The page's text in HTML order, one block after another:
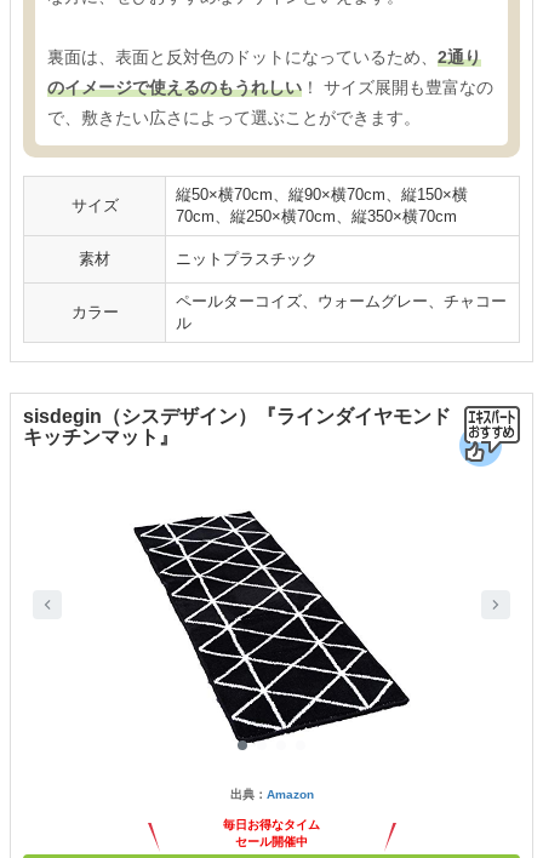
裏面は、表面と反対色のドットになっているため、 2通り
のイメージで使えるのもうれしい ！ サイズ展開も豊富なの
で、敷きたい広さによって選ぶことができます。
サイズ
縦50×横70cm、縦90×横70cm、縦150×横
70cm、縦250×横70cm、縦350×横70cm
素材 ニットプラスチック
カラー
ペールターコイズ、ウォームグレー、チャコー
ル
sisdegin（シスデザイン）『ラインダイヤモンド
キッチンマット』
出典： Amazon
毎日お得なタイム
セール開催中